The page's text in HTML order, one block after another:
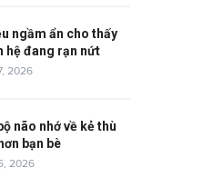
ngầm ẩn cho thấy
hệ đang rạn nứt
2026
não nhớ về kẻ thù
bạn bè
2026